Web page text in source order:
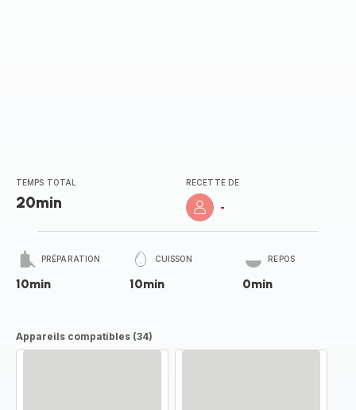
TEMPS TOTAL
20min
RECETTE DE
-
PRÉPARATION
10min
CUISSON
10min
REPOS
0min
Appareils compatibles (34)